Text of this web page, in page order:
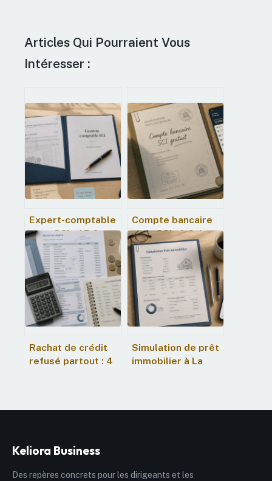
Articles Qui Pourraient Vous
Intéresser :
Expert-comptable
pour SCI : 45 € par
mois pour
sécuriser votre
patrimoine
Compte bancaire
pour SCI : 0 € de
frais et 3 critères
pour éviter les
erreurs
Rachat de crédit
refusé partout : 4
Simulation de prêt
immobilier à La
Keliora Business
Des repères concrets pour les dirigeants et les